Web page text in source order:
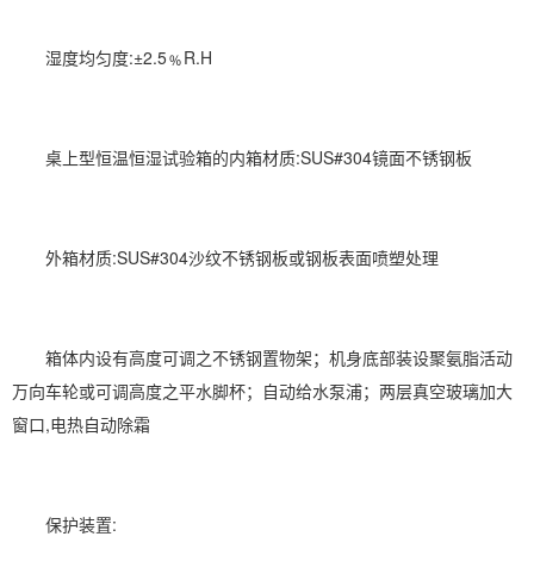
湿度均匀度:±2.5﹪R.H
桌上型恒温恒湿试验箱的内箱材质:SUS#304镜面不锈钢板
外箱材质:SUS#304沙纹不锈钢板或钢板表面喷塑处理
箱体内设有高度可调之不锈钢置物架；机身底部装设聚氨脂活动
万向车轮或可调高度之平水脚杯；自动给水泵浦；两层真空玻璃加大
窗口,电热自动除霜
保护装置: